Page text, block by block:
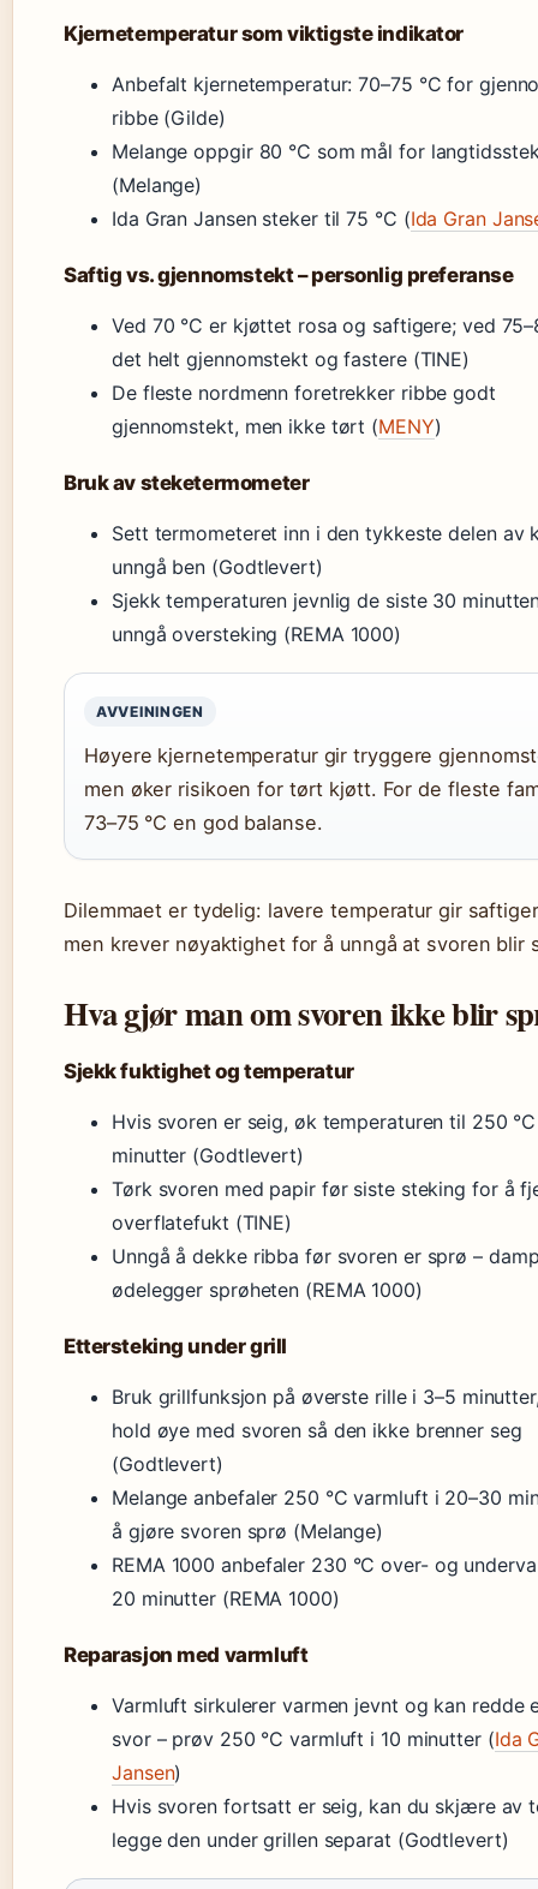
Kjernetemperatur som viktigste indikator
Anbefalt kjernetemperatur: 70–75 °C for
ribbe (Gilde)
Melange oppgir 80 °C som mål for
(Melange)
Ida Gran Jansen steker til 75 °C (Ida Gran
Saftig vs. gjennomstekt – personlig preferanse
Ved 70 °C er kjøttet rosa og saftigere; ved
det helt gjennomstekt og fastere (TINE)
De fleste nordmenn foretrekker ribbe godt
gjennomstekt, men ikke tørt (MENY)
Bruk av steketermometer
Sett termometeret inn i den tykkeste delen av
unngå ben (Godtlevert)
Sjekk temperaturen jevnlig de siste 30
unngå oversteking (REMA 1000)
AVVEININGEN
Høyere kjernetemperatur gir tryggere
men øker risikoen for tørt kjøtt. For de fleste
73–75 °C en god balanse.
Dilemmaet er tydelig: lavere temperatur gir
men krever nøyaktighet for å unngå at svoren blir
Hva gjør man om svoren ikke blir
Sjekk fuktighet og temperatur
Hvis svoren er seig, øk temperaturen til 250
minutter (Godtlevert)
Tørk svoren med papir før siste steking for å
overflatefukt (TINE)
Unngå å dekke ribba før svoren er sprø –
ødelegger sprøheten (REMA 1000)
Ettersteking under grill
Bruk grillfunksjon på øverste rille i 3–5
hold øye med svoren så den ikke brenner seg
(Godtlevert)
Melange anbefaler 250 °C varmluft i 20–30
å gjøre svoren sprø (Melange)
REMA 1000 anbefaler 230 °C over- og
20 minutter (REMA 1000)
Reparasjon med varmluft
Varmluft sirkulerer varmen jevnt og kan redde
svor – prøv 250 °C varmluft i 10 minutter (Ida
Jansen)
Hvis svoren fortsatt er seig, kan du skjære av
legge den under grillen separat (Godtlevert)